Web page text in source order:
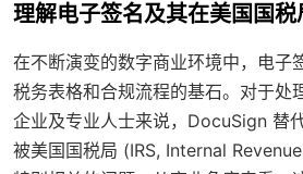
理解电子签名及其在美国国
在不断演变的数字商业环境中，电子
税务表格和合规流程的基石。对于处
企业及专业人士来说，DocuSign 替
被美国国税局 (IRS, Internal